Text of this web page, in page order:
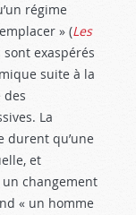
régime
» (Les
sont exaspérés
suite à la
des
La
durent qu’une
et
changement
« un homme